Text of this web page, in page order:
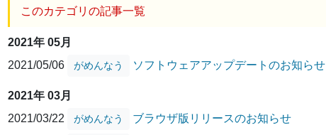
このカテゴリの記事一覧
2021年 05月
2021/05/06
がめんなう ソフトウェアアップデートのお知らせ
2021年 03月
2021/03/22
がめんなう ブラウザ版リリースのお知らせ